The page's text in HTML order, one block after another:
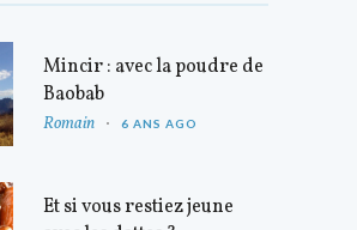
Mincir : avec la poudre de
Baobab
Romain 6 ANS AGO
Et si vous restiez jeune